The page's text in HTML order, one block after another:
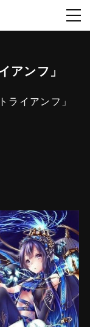
アンフ」
ライアンフ」